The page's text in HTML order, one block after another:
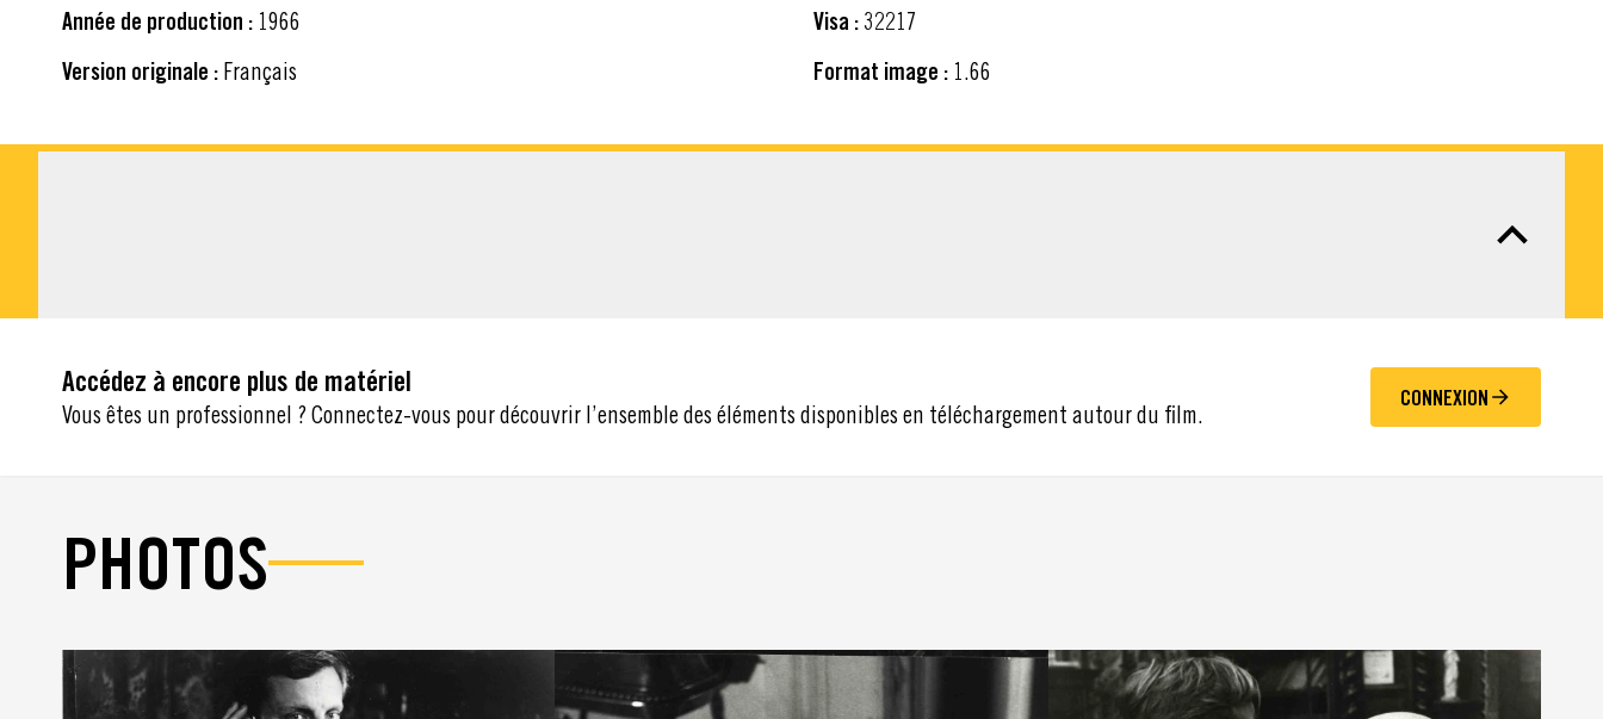
Année de production : 1966
Version originale : Français
Visa : 32217
Format image : 1.66
Accédez à encore plus de matériel
Vous êtes un professionnel ? Connectez-vous pour découvrir l’ensemble des éléments disponibles en téléchargement autour du film.
CONNEXION
PHOTOS